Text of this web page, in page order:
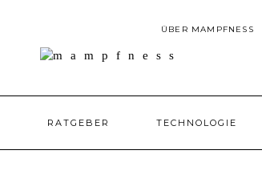
ÜBER MAMPFNESS
RATGEBER TECHNOLOGIE